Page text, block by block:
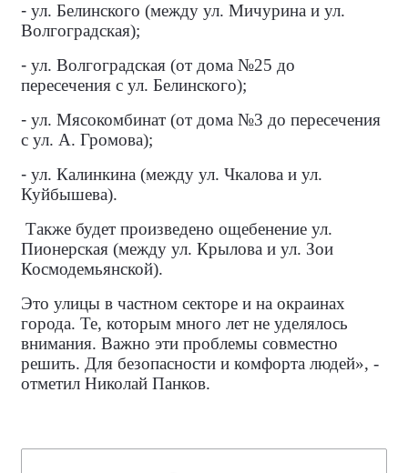
- ул. Белинского (между ул. Мичурина и ул.
Волгоградская);
- ул. Волгоградская (от дома №25 до
пересечения с ул. Белинского);
- ул. Мясокомбинат (от дома №3 до пересечения
с ул. А. Громова);
- ул. Калинкина (между ул. Чкалова и ул.
Куйбышева).
Также будет произведено ощебенение ул.
Пионерская (между ул. Крылова и ул. Зои
Космодемьянской).
Это улицы в частном секторе и на окраинах
города. Те, которым много лет не уделялось
внимания. Важно эти проблемы совместно
решить. Для безопасности и комфорта людей», -
отметил Николай Панков.